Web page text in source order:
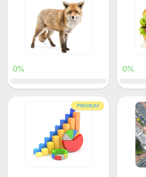
0% 0%
PREMIUM